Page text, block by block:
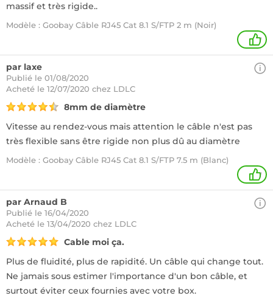
massif et très rigide..
Modèle : Goobay Câble RJ45 Cat 8.1 S/FTP 2 m (Noir)
1
par laxe
Publié le 01/08/2020
Acheté le 12/07/2020 chez LDLC
8mm de diamètre
Vitesse au rendez-vous mais attention le câble n'est pas
très flexible sans être rigide non plus dû au diamètre
Modèle : Goobay Câble RJ45 Cat 8.1 S/FTP 7.5 m (Blanc)
1
par Arnaud B
Publié le 16/04/2020
Acheté le 13/04/2020 chez LDLC
Cable moi ça.
Plus de fluidité, plus de rapidité. Un câble qui change tout.
Ne jamais sous estimer l'importance d'un bon câble, et
surtout éviter ceux fournies avec votre box.